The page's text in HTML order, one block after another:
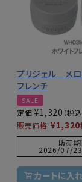
プリジェル メ
フレンチ
SALE
定価 ¥1,320
販売価格 ¥1,320
販売
2026/07/
カートに入